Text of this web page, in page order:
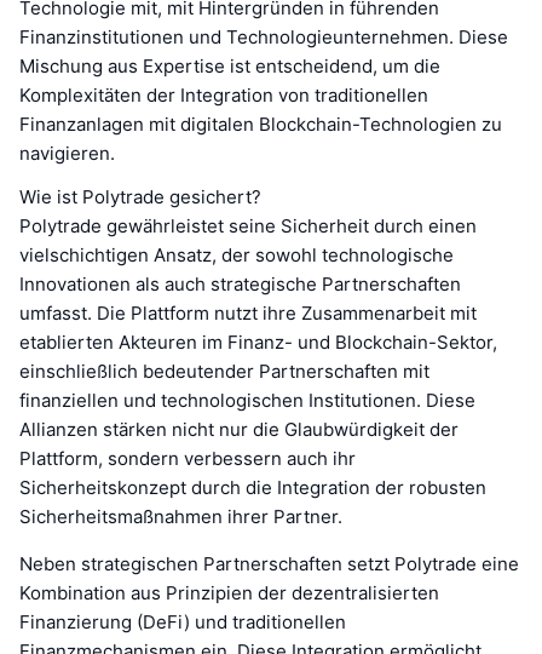
Technologie mit, mit Hintergründen in führenden
Finanzinstitutionen und Technologieunternehmen. Diese
Mischung aus Expertise ist entscheidend, um die
Komplexitäten der Integration von traditionellen
Finanzanlagen mit digitalen Blockchain-Technologien zu
navigieren.
Wie ist Polytrade gesichert?
Polytrade gewährleistet seine Sicherheit durch einen
vielschichtigen Ansatz, der sowohl technologische
Innovationen als auch strategische Partnerschaften
umfasst. Die Plattform nutzt ihre Zusammenarbeit mit
etablierten Akteuren im Finanz- und Blockchain-Sektor,
einschließlich bedeutender Partnerschaften mit
finanziellen und technologischen Institutionen. Diese
Allianzen stärken nicht nur die Glaubwürdigkeit der
Plattform, sondern verbessern auch ihr
Sicherheitskonzept durch die Integration der robusten
Sicherheitsmaßnahmen ihrer Partner.
Neben strategischen Partnerschaften setzt Polytrade eine
Kombination aus Prinzipien der dezentralisierten
Finanzierung (DeFi) und traditionellen